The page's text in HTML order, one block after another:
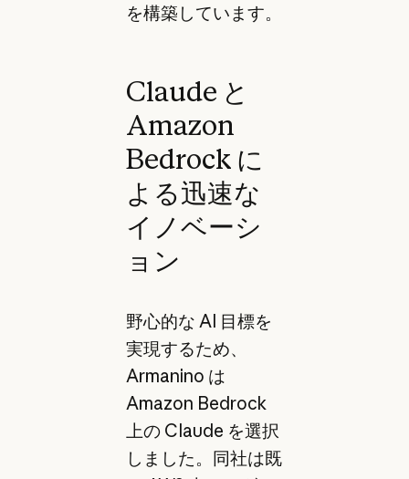
を構築しています。
Claude と
Amazon
Bedrock に
よる迅速な
イノベーシ
ョン
野心的な AI 目標を
実現するため、
Armanino は
Amazon Bedrock
上の Claude を選択
しました。同社は既